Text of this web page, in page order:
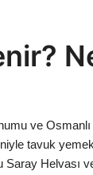
ve
tavuk
Saray Helvası